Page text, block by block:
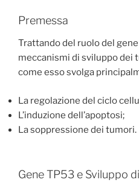
Premessa
Trattando del ruolo del
meccanismi di sviluppo dei
come esso svolga
La regolazione del ciclo
L’induzione dell’apoptosi;
La soppressione dei tumori.
Gene TP53 e Sviluppo